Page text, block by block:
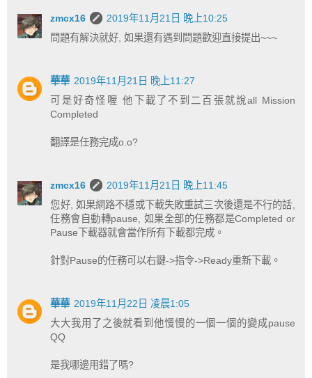
zmcx16
2019年11月21日 晚上10:25
問題有解決就好, 如果還有遇到問題歡迎直接提出~~~
華華 2019年11月21日 晚上11:27
可是好奇怪喔 他下載了不到二百張就說all Mission
Completed
翻譯是任務完成o.o?
zmcx16
2019年11月21日 晚上11:45
您好, 如果網路不穩或下載失敗重試三次後還是不行的話,
任務會自動轉pause, 如果全部的任務都是Completed or
Pause下載器就會當作所有下載都完成。
針對Pause的任務可以右鍵->指令->Ready重新下載。
華華 2019年11月22日 凌晨1:05
大大我用了之後就看到他慢慢的一個一個的變成pause
QQ
是我哪邊用錯了嗎?